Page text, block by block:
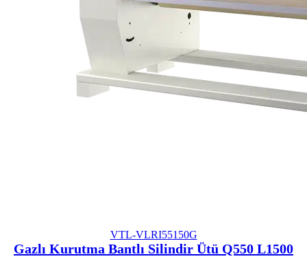
VTL-VLRI55150G
Gazlı Kurutma Bantlı Silindir Ütü Q550 L1500